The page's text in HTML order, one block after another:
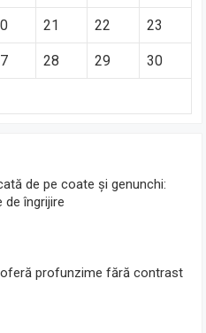
21 22 23
28 29 30
de pe coate și genunchi:
îngrijire
profunzime fără contrast